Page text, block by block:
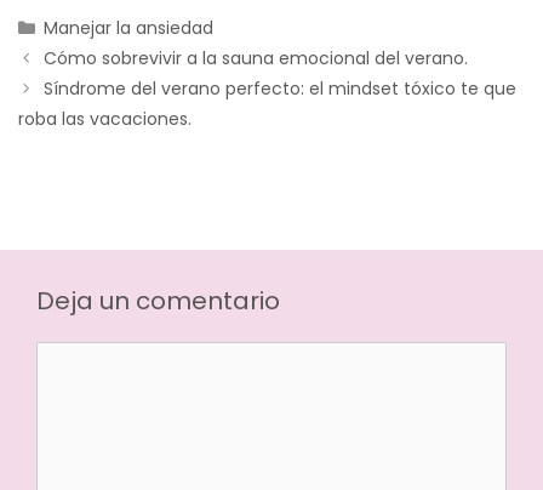
Manejar la ansiedad
Cómo sobrevivir a la sauna emocional del verano.
Síndrome del verano perfecto: el mindset tóxico te que
roba las vacaciones.
Deja un comentario